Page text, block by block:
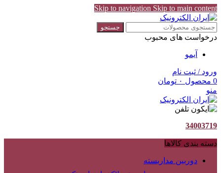
Skip to navigation Skip to main content
جستجو
درخواست های محبوب
آیمو
ورود / ثبت نام
0 محصول ۰ تومان
منو
34003719
دسته بندی کالاها
دوربین مداربسته